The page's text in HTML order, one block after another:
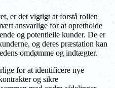
er det vigtigt at forstå rollen
ansvarlige for at opretholde
og potentielle kunder. De er
og deres præstation kan
omdømme og indtægter.
for at identificere nye
og sikre